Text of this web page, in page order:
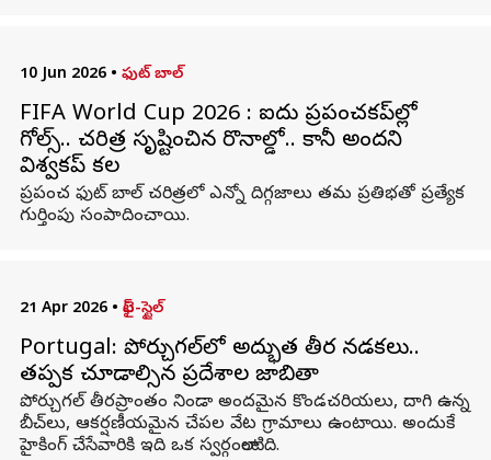
10 Jun 2026 • ఫుట్ బాల్
FIFA World Cup 2026 : ఐదు ప్రపంచకప్‌ల్లో
గోల్స్.. చరిత్ర సృష్టించిన రొనాల్డో.. కానీ అందని
విశ్వకప్ కల
ప్రపంచ ఫుట్‌ బాల్ చరిత్రలో ఎన్నో దిగ్గజాలు తమ ప్రతిభతో ప్రత్యేక
గుర్తింపు సంపాదించాయి.
21 Apr 2026 • లైఫ్-స్టైల్
Portugal: పోర్చుగల్‌లో అద్భుత తీర నడకలు..
తప్పక చూడాల్సిన ప్రదేశాల జాబితా
పోర్చుగల్ తీరప్రాంతం నిండా అందమైన కొండచరియలు, దాగి ఉన్న
బీచ్‌లు, ఆకర్షణీయమైన చేపల వేట గ్రామాలు ఉంటాయి. అందుకే
హైకింగ్ చేసేవారికి ఇది ఒక స్వర్గంలాంటిది.